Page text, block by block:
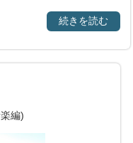
続きを読む
編)